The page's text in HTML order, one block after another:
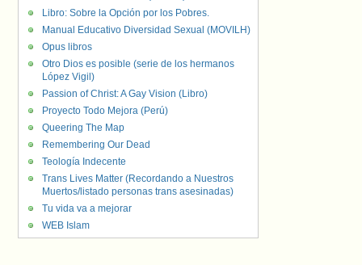
Libro: Sobre la Opción por los Pobres.
Manual Educativo Diversidad Sexual (MOVILH)
Opus libros
Otro Dios es posible (serie de los hermanos
López Vigil)
Passion of Christ: A Gay Vision (Libro)
Proyecto Todo Mejora (Perú)
Queering The Map
Remembering Our Dead
Teología Indecente
Trans Lives Matter (Recordando a Nuestros
Muertos/listado personas trans asesinadas)
Tu vida va a mejorar
WEB Islam